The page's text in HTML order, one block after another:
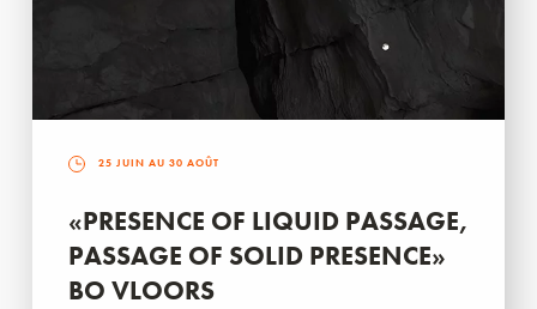
25 JUIN AU 30 AOÛT
«PRESENCE OF LIQUID PASSAGE,
PASSAGE OF SOLID PRESENCE»
BO VLOORS